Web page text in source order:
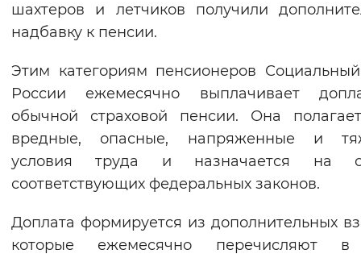
Цвет сайта
Монохромный
Синий фон
Изображения
Включены Выключены
Звуковой ассистент
Воспроизвести Остановить
шахтеров и летчиков получили
надбавку к пенсии.
Этим категориям пенсионеров
России ежемесячно выплачивает
обычной страховой пенсии. Она
вредные, опасные, напряженные и
условия труда и назначается на
соответствующих федеральных законов.
Доплата формируется из дополнительных
которые ежемесячно перечисляют